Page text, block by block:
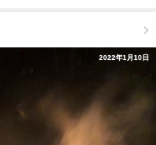
2022年1月10日